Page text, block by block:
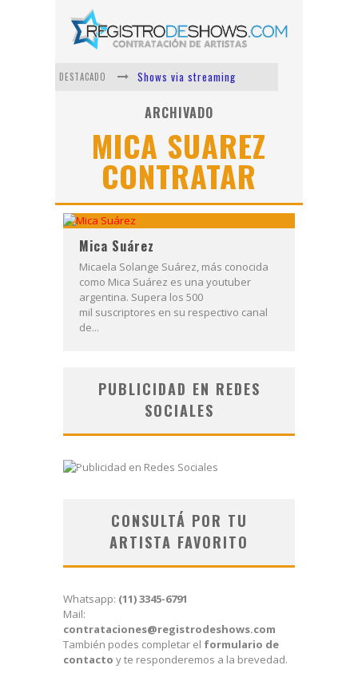
DESTACADO
Shows via streaming
Lit Killah
Nicki Nicole
Duki
Vi Em
ARCHIVADO
MICA SUAREZ
CONTRATAR
Mica Suárez
Micaela Solange Suárez, más conocida
como Mica Suárez es una youtuber
argentina. Supera los 500
mil suscriptores en su respectivo canal
de...
PUBLICIDAD EN REDES
SOCIALES
CONSULTÁ POR TU
ARTISTA FAVORITO
Whatsapp: (11) 3345-6791
Mail:
contrataciones@registrodeshows.com
También podes completar el formulario de
contacto y te responderemos a la brevedad.